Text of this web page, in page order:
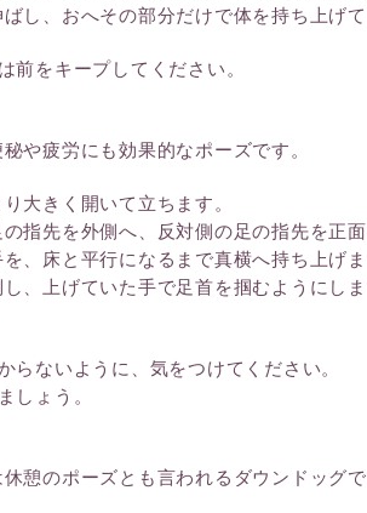
し、おへその部分だけで体を持ち上げて
前をキープしてください。
や疲労にも効果的なポーズです。
大きく開いて立ちます。
指先を外側へ、反対側の足の指先を正面
、床と平行になるまで真横へ持ち上げま
、上げていた手で足首を掴むようにし
らないように、気をつけてください。
しょう。
憩のポーズとも言われるダウンドッグ